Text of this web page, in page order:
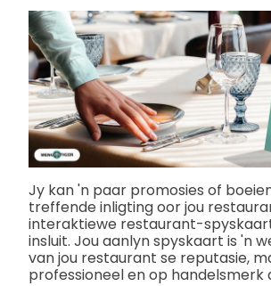
Jy kan 'n paar promosies of
treffende inligting oor jou
interaktiewe restaurant-
insluit. Jou aanlyn spyskaart is 'n
van jou restaurant se reputasie,
professioneel en op handelsmerk